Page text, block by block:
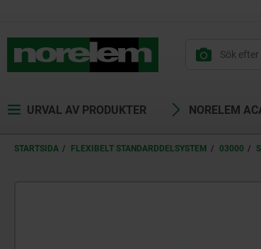
URVAL AV PRODUKTER NORELEM
STARTSIDA FLEXIBELT STANDARDDELSYSTEM 03000